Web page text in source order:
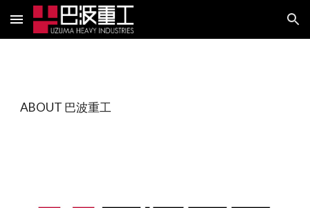
Skip to main content Skip to navigation
ABOUT 巴波重工